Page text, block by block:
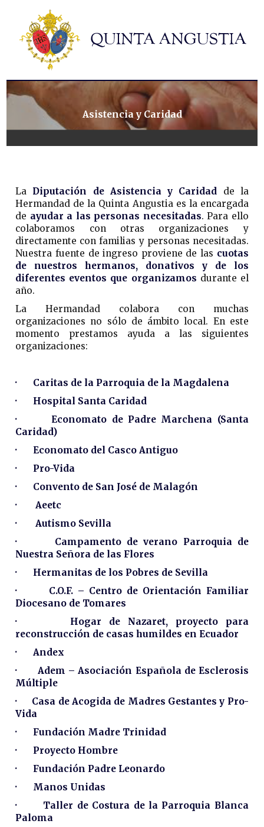
Hermandad
Titulares
Historia y patrimonio
Noticias
Contacto
Formularios
Asistencia y Caridad
La Diputación de Asistencia y Caridad de la
Hermandad de la Quinta Angustia es la encargada
de ayudar a las personas necesitadas. Para ello
colaboramos con otras organizaciones y
directamente con familias y personas necesitadas.
Nuestra fuente de ingreso proviene de las cuotas
de nuestros hermanos, donativos y de los
diferentes eventos que organizamos durante el
año.
La Hermandad colabora con muchas
organizaciones no sólo de ámbito local. En este
momento prestamos ayuda a las siguientes
organizaciones:
· Caritas de la Parroquia de la Magdalena
· Hospital Santa Caridad
· Economato de Padre Marchena (Santa
Caridad)
· Economato del Casco Antiguo
· Pro-Vida
·Convento de San José de Malagón
· Aeetc
· Autismo Sevilla
· Campamento de verano Parroquia de
Nuestra Señora de las Flores
· Hermanitas de los Pobres de Sevilla
· C.O.F. – Centro de Orientación Familiar
Diocesano de Tomares
· Hogar de Nazaret, proyecto para
reconstrucción de casas humildes en Ecuador
· Andex
· Adem – Asociación Española de Esclerosis
Múltiple
· Casa de Acogida de Madres Gestantes y Pro-
Vida
· Fundación Madre Trinidad
· Proyecto Hombre
· Fundación Padre Leonardo
· Manos Unidas
· Taller de Costura de la Parroquia Blanca
Paloma